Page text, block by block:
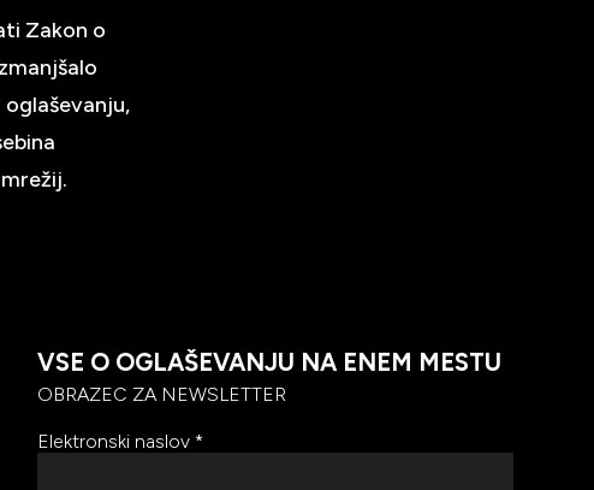
Zakon o
VSE O OGLAŠEVANJU NA ENEM MESTU
OBRAZEC ZA NEWSLETTER
Elektronski naslov *